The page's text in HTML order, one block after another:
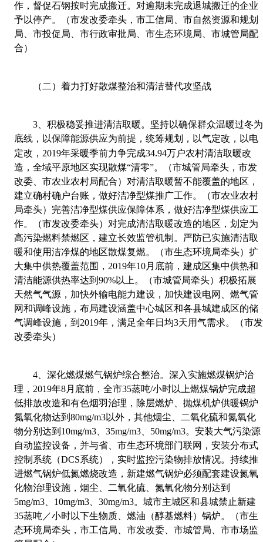
作，督促石钢按时完成搬迁。对逾期未完成退城搬迁的企业
予以停产。（市发改委牵头，市工信局、市自然资源和规划
局、市投促局、市行政审批局、市生态环境局、市城管局配
合）
（二）着力打好散煤整治和清洁替代攻坚战
3 、积极稳妥推进清洁取暖。坚持以确保群众温暖过冬为
底线，以保障能源供应为前提，统筹规划，以气定改，以电
定改， 2019年采暖季前力争完成34.94万户农村清洁取暖改
造，全域平原地区实现散煤“清零”。（市城管局牵头，市发
改委、市农业农村局配合）对清洁取暖暂不能覆盖的地区，
建立确村确户台账，做好洁净型煤推广工作。（市农业农村
局牵头）完善洁净型煤供应保障体系，做好洁净型煤供应工
作。（市发改委牵头）对完成清洁取暖改造的地区，划定为
高污染燃料禁燃区，建立长效监管机制。严防已实施清洁取
暖和使用洁净煤的地区散煤复燃。（市生态环境局牵头）扩
大集中供热覆盖范围， 2019年10月底前，建成区集中供热和
清洁能源供热率达到90%以上。（市城管局牵头）积极拓展
天然气气源，加快外输电能力建设，加快建设电网、燃气管
网和调峰设施，布局建设涵盖中心城区和各县城建成区的储
气调峰设施，到 2019年，满足全年日均3天用气需求。（市发
改委牵头）
4 、深化燃煤燃气锅炉综合整治。深入实施燃煤锅炉治
理， 2019年8月底前，全市35蒸吨/小时以上燃煤锅炉完成超
低排放改造和有色烟羽治理，除层燃炉、抛煤机炉供暖锅炉
氮氧化物达到80mg/m3以外，其他烟尘、二氧化硫和氮氧化
物分别达到 10mg/m3 、35mg/m3 50mg/m3。安装大气污染源
自动监控设备，并与省、市生态环境部门联网，安装分布式
控制系统（DCS系统），实时监控污染物排放情况。持续推
进燃气锅炉低氮燃烧改造，新建燃气锅炉必须配套建设氮氧
化物治理设施，烟尘、二氧化硫、氮氧化物分别达到
5mg/m3
10mg/m3 、30mg/m3。城市主城区和县城禁止新建
35蒸吨／小时以下生物质、燃油（醇基燃料）锅炉。（市生
态环境局牵头，市工信局、市发改委、市城管局、市市场监